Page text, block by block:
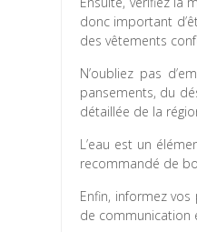
donc important
des vêtements
N’oubliez pas
pansements, du
détaillée de la
L’eau est un
recommandé de
Enfin, informez
de communication